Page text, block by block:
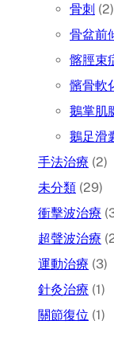
骨刺 (2)
骨盆前
髂脛束
髕骨軟
鵝掌肌
鵝足滑
手法治療 (2)
未分類 (29)
衝擊波治療
超聲波治療
運動治療 (3)
針灸治療 (1)
關節復位 (1)